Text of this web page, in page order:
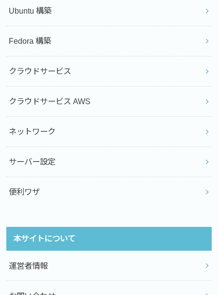
Ubuntu 構築
Fedora 構築
クラウドサービス
クラウドサービス AWS
ネットワーク
サーバー設定
便利ワザ
本サイトについて
運営者情報